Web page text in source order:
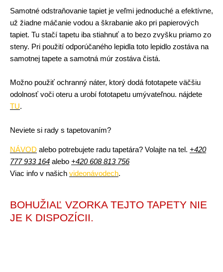
Samotné odstraňovanie tapiet je veľmi jednoduché a efektívne,
už žiadne máčanie vodou a škrabanie ako pri papierových
tapiet. Tu stačí tapetu iba stiahnuť a to bezo zvyšku priamo zo
steny. Pri použití odporúčaného lepidla toto lepidlo zostáva na
samotnej tapete a samotná múr zostáva čistá.
Možno použiť ochranný náter, ktorý dodá fototapete väčšiu
odolnosť voči oteru a urobí fototapetu umývateľnou. nájdete
TU.
Neviete si rady s tapetovaním?
NÁVOD alebo potrebujete radu tapetára? Volajte na tel. +420
777 933 164 alebo +420 608 813 756
Viac info v našich videonávodech.
BOHUŽIAĽ VZORKA TEJTO TAPETY NIE
JE K DISPOZÍCII.